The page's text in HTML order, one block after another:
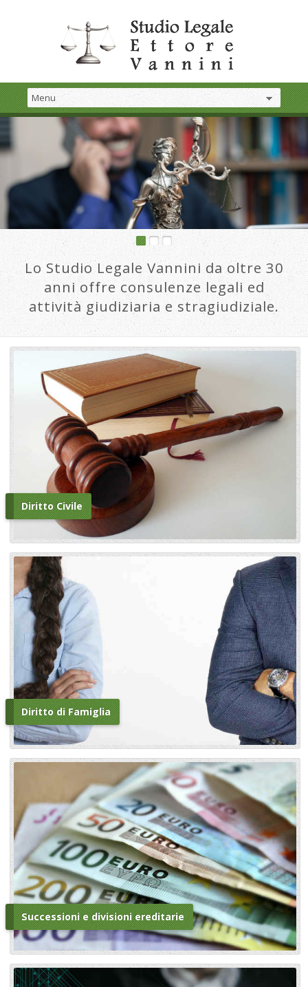
Lo Studio Legale Vannini da oltre 30
anni offre consulenze legali ed
attività giudiziaria e stragiudiziale.
Diritto Civile
Diritto di Famiglia
Successioni e divisioni ereditarie